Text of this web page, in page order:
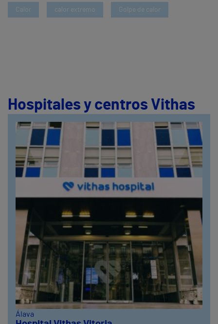
Calor calor extremo Golpe de calor
Hospitales y centros Vithas
Álava